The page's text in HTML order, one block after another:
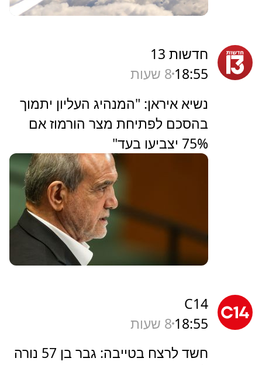
חדשות 13
18:55 8 שעות
נשיא איראן: "המנהיג העליון יתמוך
בהסכם לפתיחת מצר הורמוז אם
75% יצביעו בעד"
C14
18:55 8 שעות
חשד לרצח בטייבה: גבר בן 57 נורה